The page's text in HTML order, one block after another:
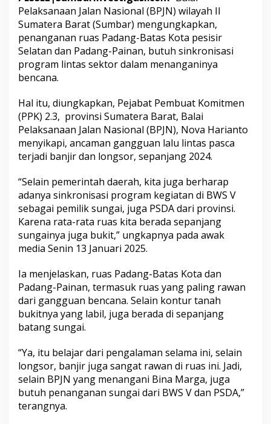
s
a
s
i
P
r
o
a
m
T
a
n
g
n
i
B
e
n
c
a
Pelaksanaan Jalan Nasional (BPJN) wilayah II
Sumatera Barat (Sumbar) mengungkapkan,
penanganan ruas Padang-Batas Kota pesisir
Selatan dan Padang-Painan, butuh sinkronisasi
program lintas sektor dalam menanganinya
bencana.
Hal itu, diungkapkan, Pejabat Pembuat Komitmen
(PPK) 2.3, provinsi Sumatera Barat, Balai
Pelaksanaan Jalan Nasional (BPJN), Nova Harianto
menyikapi, ancaman gangguan lalu lintas pasca
terjadi banjir dan longsor, sepanjang 2024.
“Selain pemerintah daerah, kita juga berharap
adanya sinkronisasi program kegiatan di BWS V
sebagai pemilik sungai, juga PSDA dari provinsi.
Karena rata-rata ruas kita berada sepanjang
sungainya juga bukit,” ungkapnya pada awak
media Senin 13 Januari 2025.
Ia menjelaskan, ruas Padang-Batas Kota dan
Padang-Painan, termasuk ruas yang paling rawan
dari gangguan bencana. Selain kontur tanah
bukitnya yang labil, juga berada di sepanjang
batang sungai.
“Ya, itu belajar dari pengalaman selama ini, selain
longsor, banjir juga sangat rawan di ruas ini. Jadi,
selain BPJN yang menangani Bina Marga, juga
butuh penanganan sungai dari BWS V dan PSDA,”
terangnya.